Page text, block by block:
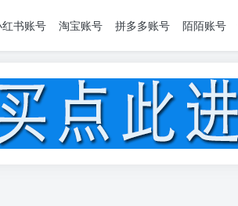
红书账号 淘宝账号 拼多多账号 陌陌账号